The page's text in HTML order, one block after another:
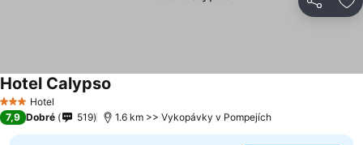
Sdílet
3 Počet hvězdiček
Hotel
Hotel Calypso
7,9 Dobré 519 1.6 km >> Vykopávky v Pompejích